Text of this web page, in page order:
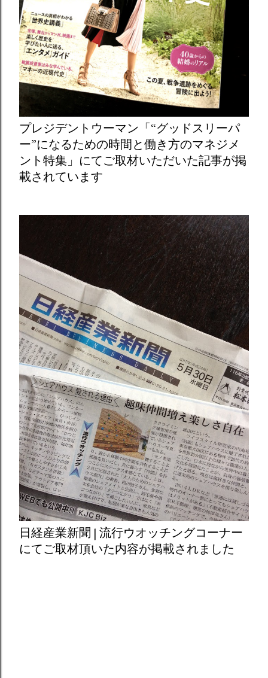
プレジデントウーマン「“グッドスリーパ
ー”になるための時間と働き方のマネジメ
ント特集」にてご取材いただいた記事が掲
載されています
日経産業新聞 | 流行ウオッチングコーナー
にてご取材頂いた内容が掲載されました